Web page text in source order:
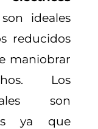
ideales
reducidos
maniobrar
Los
son
ya que